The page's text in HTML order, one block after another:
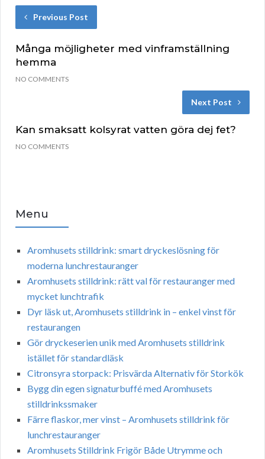
Previous Post
Många möjligheter med vinframställning
hemma
NO COMMENTS
Next Post
Kan smaksatt kolsyrat vatten göra dej fet?
NO COMMENTS
Menu
Aromhusets stilldrink: smart dryckeslösning för
moderna lunchrestauranger
Aromhusets stilldrink: rätt val för restauranger med
mycket lunchtrafik
Dyr läsk ut, Aromhusets stilldrink in – enkel vinst för
restaurangen
Gör dryckeserien unik med Aromhusets stilldrink
istället för standardläsk
Citronsyra storpack: Prisvärda Alternativ för Storkök
Bygg din egen signaturbuffé med Aromhusets
stilldrinkssmaker
Färre flaskor, mer vinst – Aromhusets stilldrink för
lunchrestauranger
Aromhusets Stilldrink Frigör Både Utrymme och